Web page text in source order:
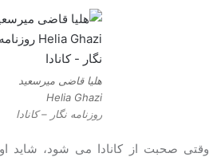
هلیا قاضی میرسعید
Helia Ghazi
روزنامه نگار – کانادا
وقتی صحبت از کانادا می شود، شاید